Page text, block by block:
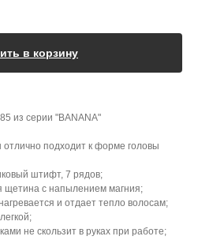
в корзину
из серии "BANANA"
подходит к форме головы
штифт, 7 рядов;
щетина с напылением магния;
и отдает тепло волосам;
не скользит в руках при работе;